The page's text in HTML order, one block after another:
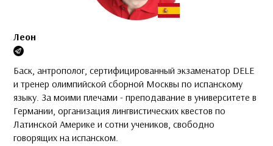
Леон
Баск, антрополог, сертифицированный экзаменатор DELE
и тренер олимпийской сборной Москвы по испанскому
языку. За моими плечами - преподавание в университете в
Германии, организация лингвистических квестов по
Латинской Америке и сотни учеников, свободно
говорящих на испанском.